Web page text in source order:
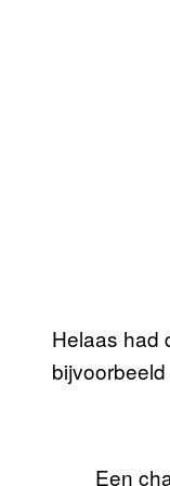
Helaas had
Een